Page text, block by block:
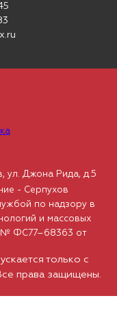
только с
права защищены.
ул. Джона Рида, д.5
- Серпухов
по надзору в
и массовых
№ ФС77–68363 от